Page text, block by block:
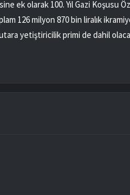
ek olarak 100. Yıl Gazi Koşusu
126 milyon 870 bin liralık
yetiştiricilik primi de dahil